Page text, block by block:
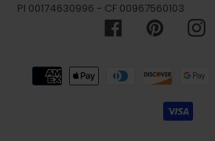
PI 00174630996 - CF 00967560103
FacebookPinterest